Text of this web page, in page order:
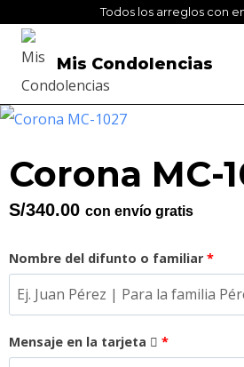
Todos los arreglos con
Mis Condolencias
Corona MC-
S/340.00 con envío gratis
Nombre del difunto o familiar *
Mensaje en la tarjeta *